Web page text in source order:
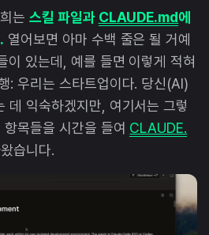
는 스킬 파일과 CLAUDE.md에
열어보면 아마 수백 줄은 될 거예
이 있는데, 예를 들면 이렇게 적혀
: 우리는 스타트업이다. 당신(AI)
데 익숙하겠지만, 여기서는 그렇
목들을 시간을 들여 CLAUDE.
습니다.